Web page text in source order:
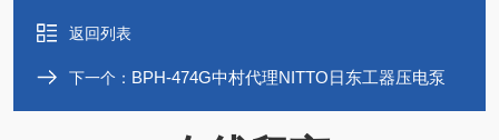
返回列表
下一个： BPH-474G中村代理NITTO日东工器压电泵